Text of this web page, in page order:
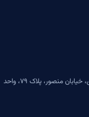
تهران، خیابان ولیعصر، ابتدای خیابان مطهری، خیابان منصور، پلاک ۷۹، واحد